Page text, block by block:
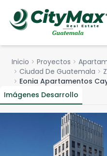
Inicio chevron_right Proyectos chevron_right
chevron_right Ciudad De Guatemala chevron_right
chevron_right Eonia Apartamentos
Imágenes Desarrollo